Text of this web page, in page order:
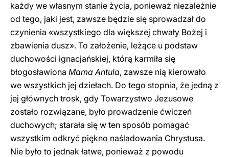
każdy we własnym stanie życia, ponieważ niezależnie
od tego, jaki jest, zawsze będzie się sprowadzał do
czynienia «wszystkiego dla większej chwały Bożej i
zbawienia dusz». To założenie, leżące u podstaw
duchowości ignacjańskiej, którą karmiła się
błogosławiona Mama Antula, zawsze nią kierowało
we wszystkich jej dziełach. Do tego stopnia, że jedną z
jej głównych trosk, gdy Towarzystwo Jezusowe
zostało rozwiązane, było prowadzenie ćwiczeń
duchowych; starała się w ten sposób pomagać
wszystkim odkryć piękno naśladowania Chrystusa.
Nie było to jednak łatwe, ponieważ z powodu